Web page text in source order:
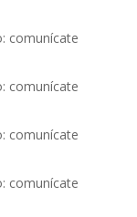
comunícate
comunícate
comunícate
comunícate